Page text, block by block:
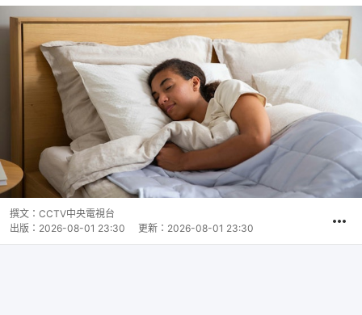
撰文： CCTV中央電視台
出版： 2026-08-01 23:30 更新： 2026-08-01 23:30